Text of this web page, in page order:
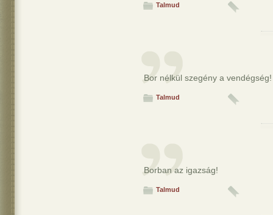
Talmud
Bor nélkül szegény a vendégség!
Talmud
Borban az igazság!
Talmud